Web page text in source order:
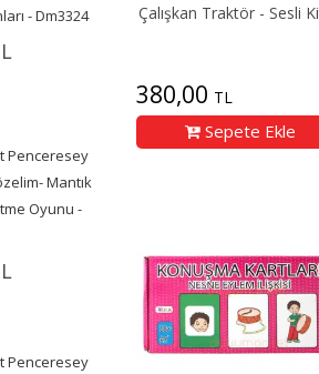
- Dm3324
Penceresey
Mantık
Oyunu -
Penceresey
Çalışkan Traktör - Sesli
380,00 TL
Sepete Ekle